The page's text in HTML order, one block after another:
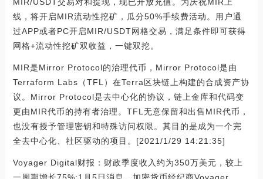
线，将开启MIR流动性挖矿，瓜分50%手续费活动。用户通
过APP或者PC开启MIR/USDT网格交易，满足条件即可获得
网格+流动性挖矿双收益，一键双挖。
MIR是Mirror Protocol的治理代币，Mirror Protocol是由
Terraform Labs（TFL）在Terra区块链上构建的合成资产协
议。Mirror Protocol是去中心化的协议，链上金库和代码变
更由MIR代币的持有者治理。TFL无意保留和出售MIR代币，
也没有授予管理密钥和特殊访问权限。其目的是成为一个完
全去中心化、社区驱动的项目。[2021/1/29 14:21:35]
Voyager Digital财报：财政季度收入约为350万美元，较上
一周期增长75%:1月5日消息，加密货币经纪商Voyager